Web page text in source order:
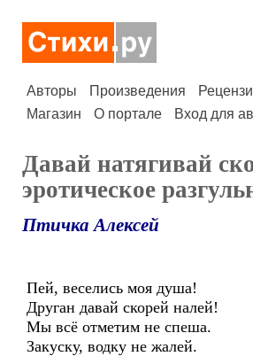
Авторы Произведения
Магазин
О портале Вход для
Давай натягивай
эротическое
Птичка Алексей
Пей, веселись моя душа!
Друган давай скорей налей!
Мы всё отметим не спеша.
Закуску, водку не жалей.